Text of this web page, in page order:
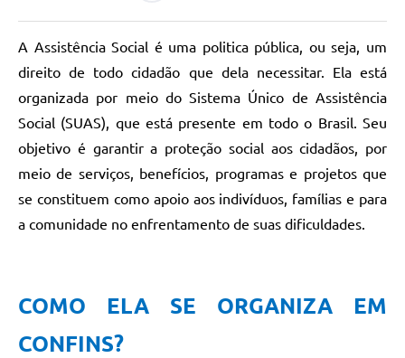
A Assistência Social é uma politica pública, ou seja, um
direito de todo cidadão que dela necessitar. Ela está
organizada por meio do Sistema Único de Assistência
Social (SUAS), que está presente em todo o Brasil. Seu
objetivo é garantir a proteção social aos cidadãos, por
meio de serviços, benefícios, programas e projetos que
se constituem como apoio aos indivíduos, famílias e para
a comunidade no enfrentamento de suas dificuldades.
COMO ELA SE ORGANIZA EM
CONFINS?